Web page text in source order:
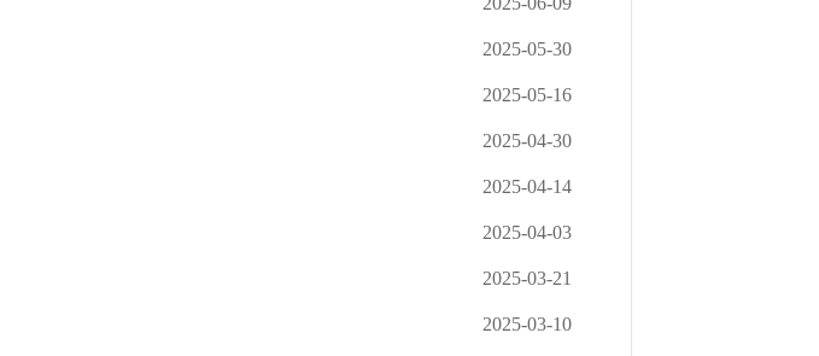
2025-05-30
2025-05-16
2025-04-30
2025-04-14
2025-04-03
2025-03-21
2025-03-10